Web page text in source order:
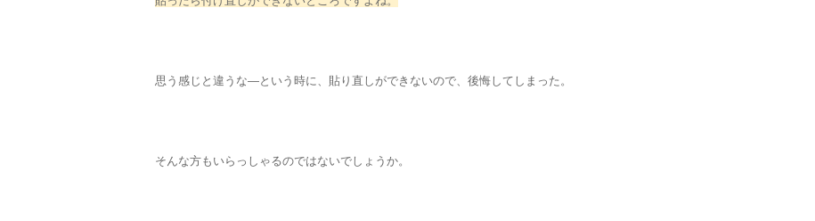
思う感じと違うな―という時に、貼り直しができないので、後悔してしまった。
そんな方もいらっしゃるのではないでしょうか。